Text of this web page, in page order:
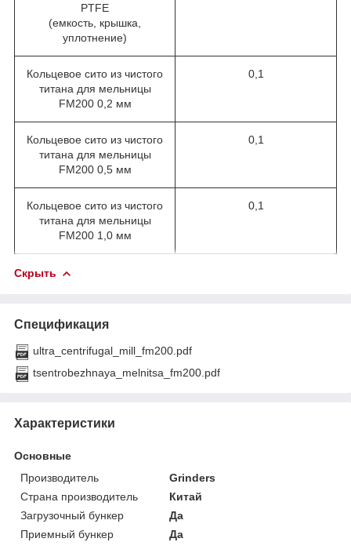
PTFE
(емкость, крышка,
уплотнение)
Кольцевое сито из чистого
титана для мельницы
FM200 0,2 мм
0,1
Кольцевое сито из чистого
титана для мельницы
FM200 0,5 мм
0,1
Кольцевое сито из чистого
титана для мельницы
FM200 1,0 мм
0,1
Скрыть
Спецификация
ultra_centrifugal_mill_fm200.pdf
tsentrobezhnaya_melnitsa_fm200.pdf
Характеристики
Основные
Производитель
Grinders
Страна производитель
Китай
Загрузочный бункер
Да
Приемный бункер
Да